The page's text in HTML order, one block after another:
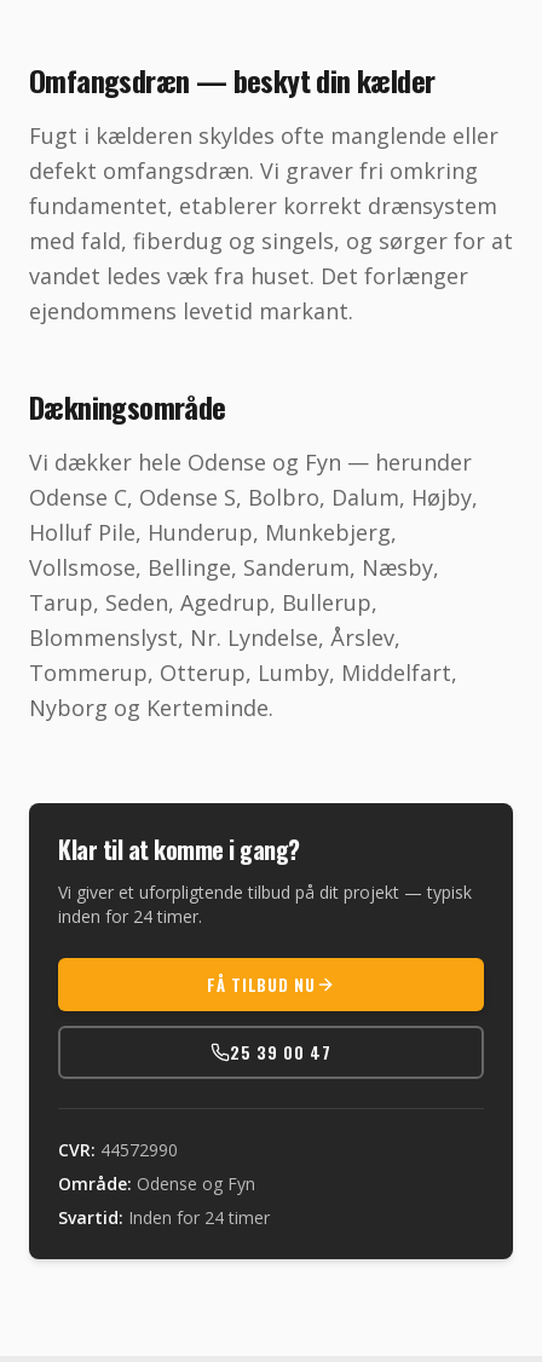
Omfangsdræn — beskyt din kælder
Fugt i kælderen skyldes ofte manglende eller
defekt omfangsdræn. Vi graver fri omkring
fundamentet, etablerer korrekt drænsystem
med fald, fiberdug og singels, og sørger for at
vandet ledes væk fra huset. Det forlænger
ejendommens levetid markant.
Dækningsområde
Vi dækker hele Odense og Fyn — herunder
Odense C, Odense S, Bolbro, Dalum, Højby,
Holluf Pile, Hunderup, Munkebjerg,
Vollsmose, Bellinge, Sanderum, Næsby,
Tarup, Seden, Agedrup, Bullerup,
Blommenslyst, Nr. Lyndelse, Årslev,
Tommerup, Otterup, Lumby, Middelfart,
Nyborg og Kerteminde.
Klar til at komme i gang?
Vi giver et uforpligtende tilbud på dit projekt — typisk
inden for 24 timer.
FÅ TILBUD NU
25 39 00 47
CVR: 44572990
Område: Odense og Fyn
Svartid: Inden for 24 timer